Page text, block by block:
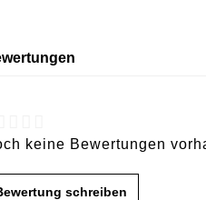
keine Bewertungen
schreiben